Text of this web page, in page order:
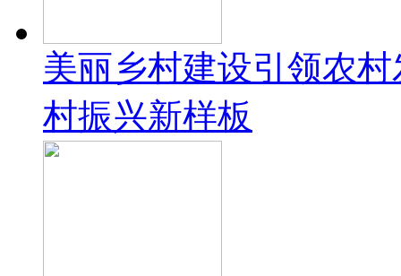
美丽乡村建设引领农
村振兴新样板